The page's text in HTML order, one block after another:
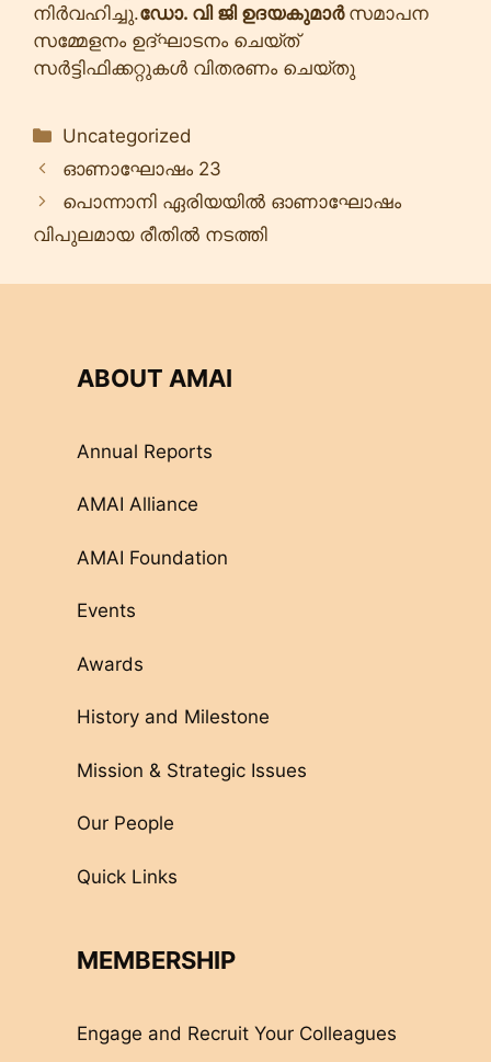
നിർവഹിച്ചു.ഡോ. വി ജി ഉദയകുമാർ സമാപന
സമ്മേളനം ഉദ്ഘാടനം ചെയ്ത്
സർട്ടിഫിക്കറ്റുകൾ വിതരണം ചെയ്തു
Categories
Uncategorized
ഓണാഘോഷം 23
പൊന്നാനി ഏരിയയിൽ ഓണാഘോഷം
വിപുലമായ രീതിൽ നടത്തി
ABOUT AMAI
Annual Reports
AMAI Alliance
AMAI Foundation
Events
Awards
History and Milestone
Mission & Strategic Issues
Our People
Quick Links
MEMBERSHIP
Engage and Recruit Your Colleagues